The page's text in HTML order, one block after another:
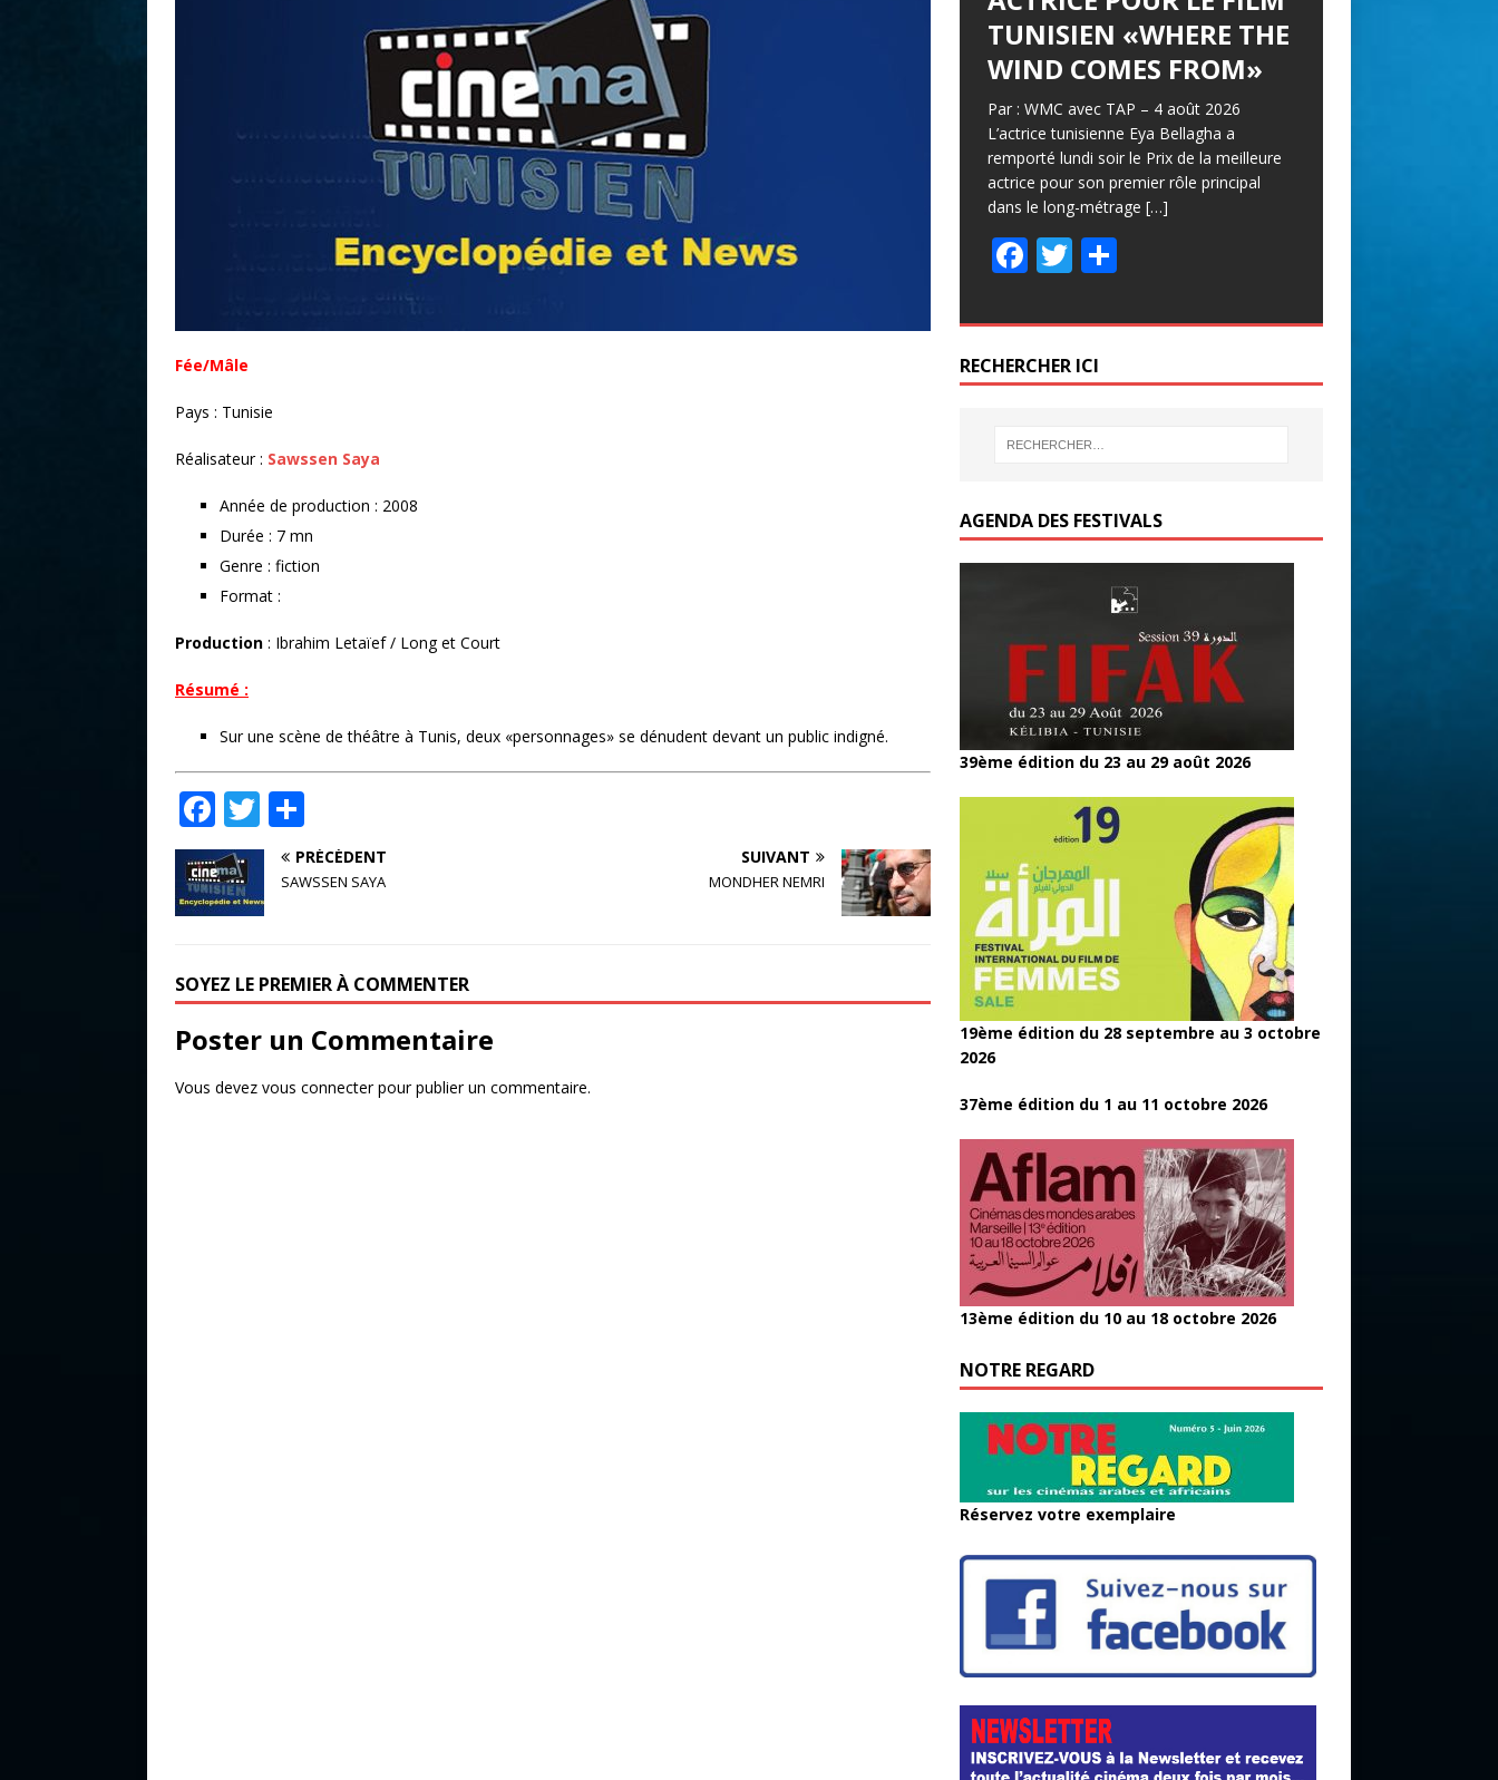
Fée/Mâle
Pays : Tunisie
Réalisateur : Sawssen Saya
Année de production : 2008
Durée : 7 mn
Genre : fiction
Format :
Production : Ibrahim Letaïef / Long et Court
Résumé :
Sur une scène de théâtre à Tunis, deux «personnages» se dénudent devant un public indigné.
F
a
c
e
o
o
k
T
w
it
te
ar
ta
r
PRÉCÉDENT
SAWSSEN SAYA
SUIVANT
MONDHER NEMRI
SOYEZ LE PREMIER À COMMENTER
Poster un Commentaire
Vous devez vous connecterpour publier un commentaire.
TUNISIEN «WHERE THE
WIND COMES FROM»
Par : WMC avec TAP – 4 août 2026
L’actrice tunisienne Eya Bellagha a
remporté lundi soir le Prix de la meilleure
actrice pour son premier rôle principal
dans le long-métrage […]
F
e
b
o
o
T
itt
er
P
ta
er
RECHERCHER ICI
AGENDA DES FESTIVALS
39ème édition du 23 au 29 août 2026
19ème édition du 28 septembre au 3 octobre
2026
37ème édition du 1 au 11 octobre 2026
13ème édition du 10 au 18 octobre 2026
NOTRE REGARD
Réservez votre exemplaire